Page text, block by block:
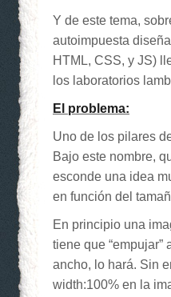
Y de este tema,
autoimpuesta
HTML, CSS, y JS)
los laboratorios
El problema:
Uno de los pilares
Bajo este nombre,
esconde una idea
en función del
En principio una
tiene que
ancho, lo hará. Sin
width:100% en la